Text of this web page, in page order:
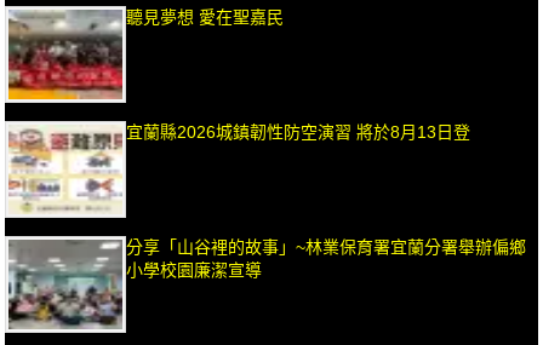
聽見夢想 愛在聖嘉民
宜蘭縣2026城鎮韌性防空演習 將於8月13日登
分享「山谷裡的故事」~林業保育署宜蘭分署舉辦偏鄉
小學校園廉潔宣導